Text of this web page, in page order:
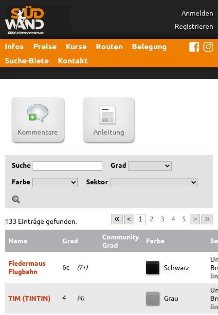
Anmelden
Registrieren
Infos Preise Kurse Routen
Belegung
Suche-Biete
Kontakt
Kommentare Anleitung
Suche
Grad
Farbe
Sektor
« < 1 2 3 4 5 > »
133 Einträge gefunden.
Name Grad
Community
Grad
Farbe
Fledermaus
Flugbahn
6c (7+) Schwarz
TIM (TINTIN) 4 (4) Grau